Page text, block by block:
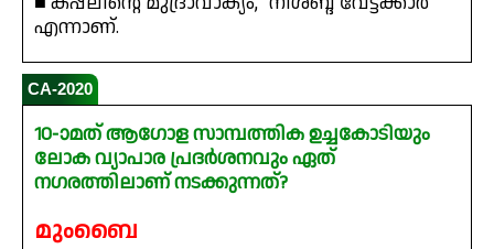
എന്നാണ്.
CA-2020
10-ാമത് ആഗോള സാമ്പത്തിക ഉച്ചകോടിയും
ലോക വ്യാപാര പ്രദർശനവും ഏത്
നഗരത്തിലാണ് നടക്കുന്നത്?
മുംബൈ